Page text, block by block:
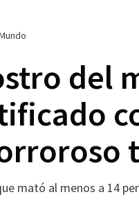
del
mató al menos a 14